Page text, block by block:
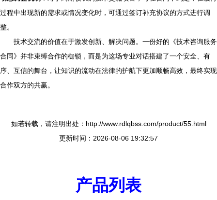
过程中出现新的需求或情况变化时，可通过签订补充协议的方式进行调
整。
技术交流的价值在于激发创新、解决问题。一份好的《技术咨询服务
合同》并非束缚合作的枷锁，而是为这场专业对话搭建了一个安全、有
序、互信的舞台，让知识的流动在法律的护航下更加顺畅高效，最终实现
合作双方的共赢。
如若转载，请注明出处：http://www.rdlqbss.com/product/55.html
更新时间：2026-08-06 19:32:57
产品列表